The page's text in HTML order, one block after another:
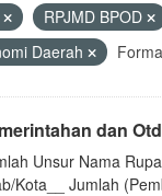
RPJMD BPOD
Daerah
dan
Unsur Nama
Kota__ Jumlah